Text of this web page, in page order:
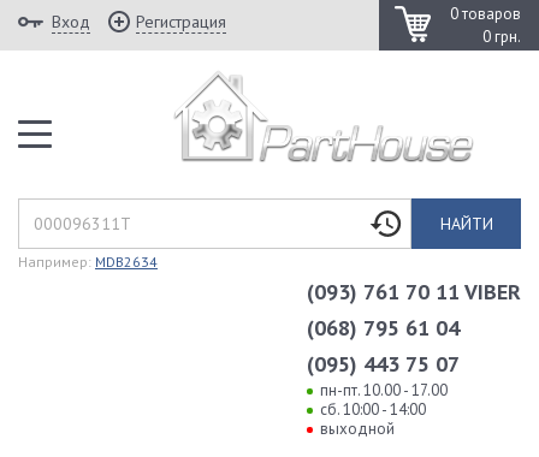
0 товаров
0 грн.
Вход Регистрация
НАЙТИ
Например: MDB2634
(093) 761 70 11 VIBER
(068) 795 61 04
(095) 443 75 07
пн-пт. 10.00 - 17.00
сб. 10:00 - 14:00
выходной